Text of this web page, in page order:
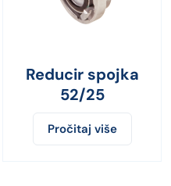
Reducir spojka
52/25
Pročitaj više